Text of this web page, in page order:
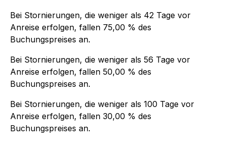
Bei Stornierungen, die weniger als 42 Tage vor
Anreise erfolgen, fallen 75,00 % des
Buchungspreises an.
Bei Stornierungen, die weniger als 56 Tage vor
Anreise erfolgen, fallen 50,00 % des
Buchungspreises an.
Bei Stornierungen, die weniger als 100 Tage vor
Anreise erfolgen, fallen 30,00 % des
Buchungspreises an.